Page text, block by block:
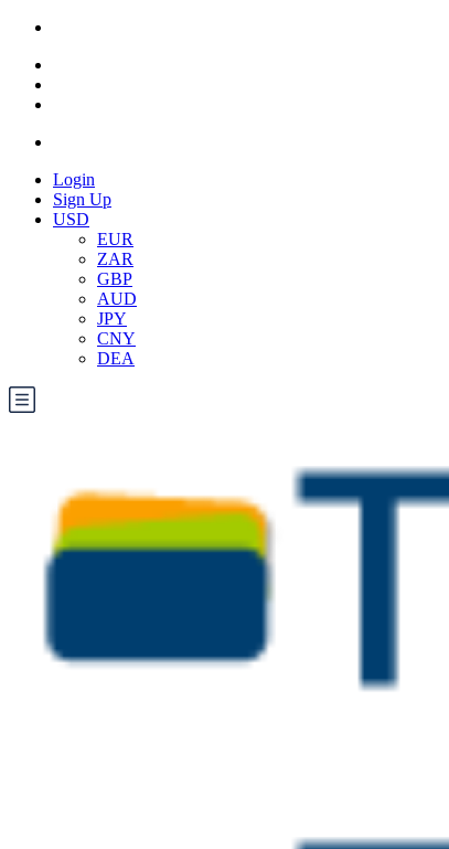
Login
Sign Up
USD
EUR
ZAR
GBP
AUD
JPY
CNY
DEA